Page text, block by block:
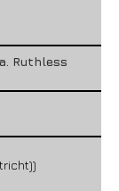
Ruthless